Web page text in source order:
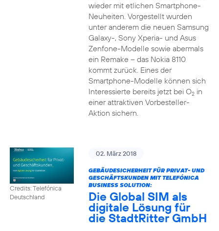
wieder mit etlichen Smartphone-
Neuheiten. Vorgestellt wurden
unter anderem die neuen Samsung
Galaxy-, Sony Xperia- und Asus
Zenfone-Modelle sowie abermals
ein Remake – das Nokia 8110
kommt zurück. Eines der
Smartphone-Modelle können sich
Interessierte bereits jetzt bei O2in
einer attraktiven Vorbesteller-
Aktion sichern.
Credits: Telefónica
Deutschland
02. März 2018
GEBÄUDESICHERHEIT FÜR PRIVAT- UND
GESCHÄFTSKUNDEN MIT TELEFÓNICA
BUSINESS SOLUTION:
Die Global SIM als
digitale Lösung für
die StadtRitter GmbH